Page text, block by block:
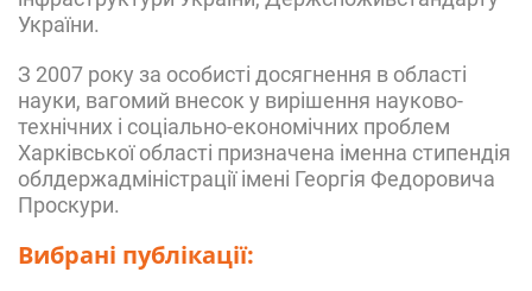
України.
З 2007 року за особисті досягнення в області
науки, вагомий внесок у вирішення науково-
технічних і соціально-економічних проблем
Харківської області призначена іменна стипендія
облдержадміністрації імені Георгія Федоровича
Проскури.
Вибрані публікації: